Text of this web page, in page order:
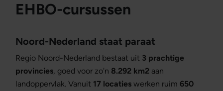
EHBO-cursussen
Noord-Nederland staat paraat
Regio Noord-Nederland bestaat uit 3 prachtige
provincies, goed voor zo'n 8.292 km2 aan
landoppervlak. Vanuit 17 locaties werken ruim 650